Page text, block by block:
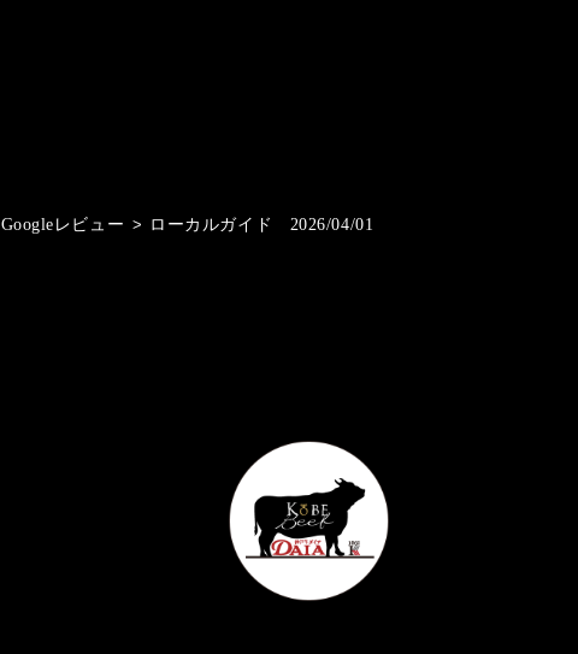
Googleレビュー > ローカルガイド 2026/04/01